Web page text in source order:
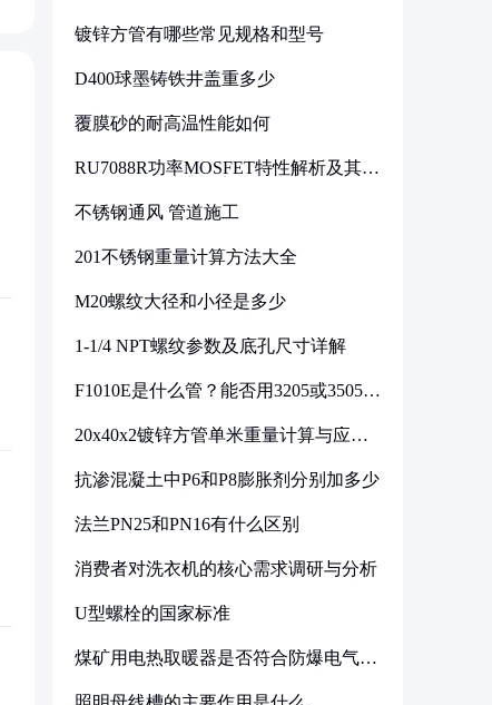
镀锌方管有哪些常见规格和型号
D400球墨铸铁井盖重多少
覆膜砂的耐高温性能如何
RU7088R功率MOSFET特性解析及其在
不锈钢通风 管道施工
201不锈钢重量计算方法大全
M20螺纹大径和小径是多少
1-1/4 NPT螺纹参数及底孔尺寸详解
F1010E是什么管？能否用3205或3505代
20x40x2镀锌方管单米重量计算与应用
抗渗混凝土中P6和P8膨胀剂分别加多少
法兰PN25和PN16有什么区别
消费者对洗衣机的核心需求调研与分析
U型螺栓的国家标准
煤矿用电热取暖器是否符合防爆电气设